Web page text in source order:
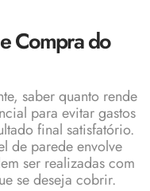
Compra do
saber quanto rende
para evitar gastos
final satisfatório.
de parede envolve
ser realizadas com
se deseja cobrir.